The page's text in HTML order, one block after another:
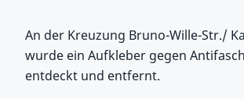
An der Kreuzung Bruno-Wille-Str./
wurde ein Aufkleber gegen
entdeckt und entfernt.